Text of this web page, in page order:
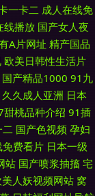
一卡二 成人在线免
线播放 国产女人夜
A片网址 精产国品
欧美日韩性生活片
国产精品1000 91九
久久成人亚洲 日本
甜桃品种介绍 91插
二 国产色视频 孕妇
免费看片 日本一级
站 国产喷浆抽搐 宅
美人妖视频网站 窝